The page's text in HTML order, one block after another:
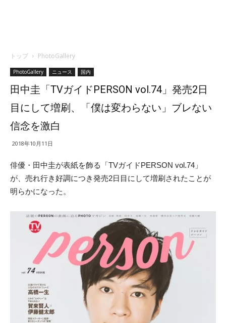
トップ PhotoGallery
PhotoGallery ニュース 国内
田中圭「TVガイドPERSON vol.74」発売2日
目にして増刷、「僕は変わらない」ブレない
信念を激白
2018年10月11日
俳優・ 田中圭が表紙を飾る「TVガイドPERSON vol.74」
が、売れ行き好調につき発売2日目にして増刷されたことが
明らかになった。